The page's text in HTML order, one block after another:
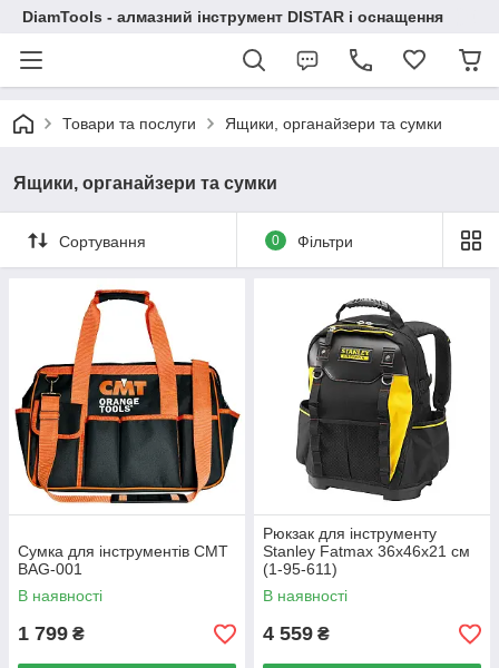
DiamTools - алмазний інструмент DISTAR і оснащення
Товари та послуги Ящики, органайзери та сумки
Ящики, органайзери та сумки
Сортування 0 Фільтри
Сумка для інструментів CMT
BAG-001
В наявності
1 799 ₴
Рюкзак для інструменту
Stanley Fatmax 36x46x21 см
(1-95-611)
В наявності
4 559 ₴